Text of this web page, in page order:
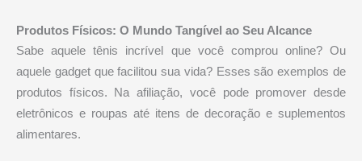
Produtos Físicos: O Mundo Tangível ao Seu Alcance
Sabe aquele tênis incrível que você comprou online? Ou
aquele gadget que facilitou sua vida? Esses são exemplos de
produtos físicos. Na afiliação, você pode promover desde
eletrônicos e roupas até itens de decoração e suplementos
alimentares.